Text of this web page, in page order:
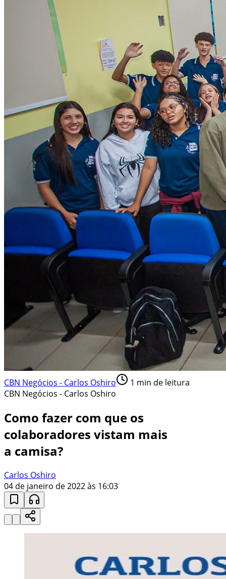
CBN Negócios - Carlos Oshiro 1 min de leitura
CBN Negócios - Carlos Oshiro
Como fazer com que os
colaboradores vistam mais
a camisa?
Carlos Oshiro
04 de janeiro de 2022 às 16:03